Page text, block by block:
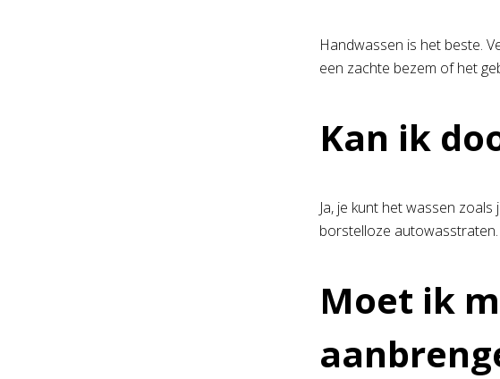
Handwassen is het beste.
een zachte bezem of het
Kan ik
Ja, je kunt het wassen
borstelloze autowasstraten.
Moet ik